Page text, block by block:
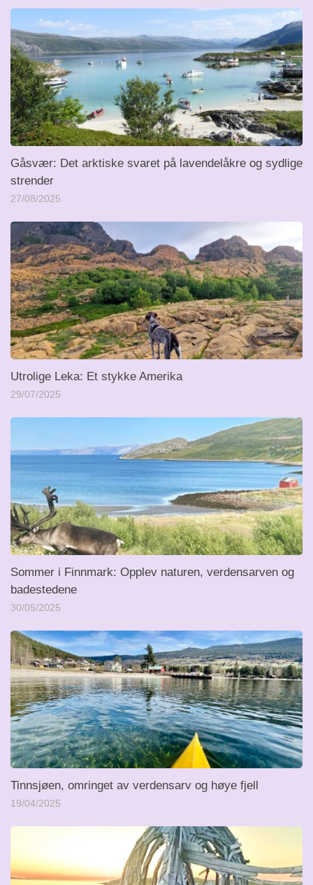
Gåsvær: Det arktiske svaret på lavendelåkre og sydlige
strender
27/08/2025
Utrolige Leka: Et stykke Amerika
29/07/2025
Sommer i Finnmark: Opplev naturen, verdensarven og
badestedene
30/05/2025
Tinnsjøen, omringet av verdensarv og høye fjell
19/04/2025